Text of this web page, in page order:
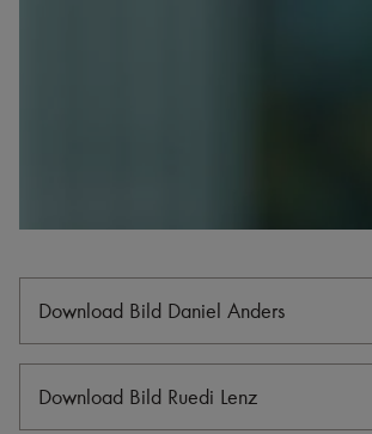
Download Bild Daniel Anders
Download Bild Ruedi Lenz